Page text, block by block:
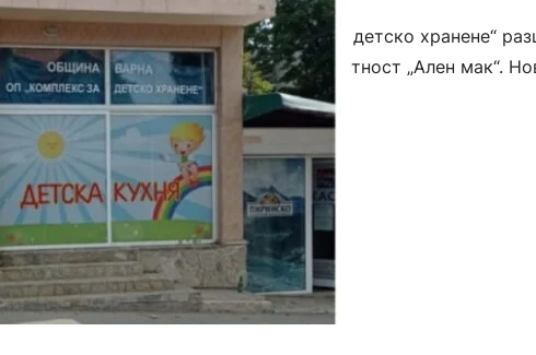
Общинското предприятие „Комплекс за детско хранене“
един пункт за раздаване на храна в местност „Ален мак“.
„Професор Петър Ников“…